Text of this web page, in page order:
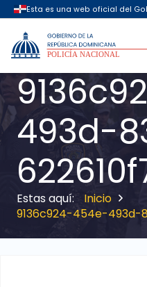
493d-
Inicio
9136c924-454e-493d-